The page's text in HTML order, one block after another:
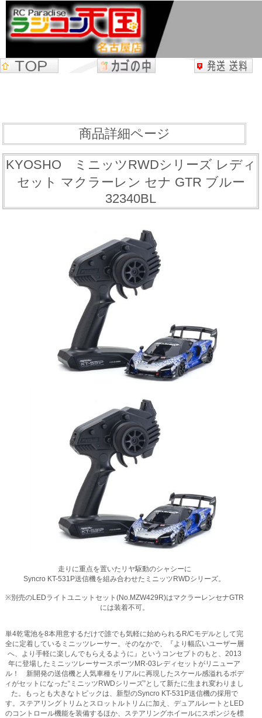
商品詳細ページ
KYOSHO ミニッツRWDシリーズ レディ
セット マクラーレン セナ GTR ブルー
32340BL
走りに重点を置いたリヤ駆動のシャシーに
Syncro KT-531P送信機を組み合わせたミニッツRWDシリーズ。
※別売のLEDライトユニットセット(No.MZW429R)はマクラーレンセナGTR
には装着不可。
単4乾電池を8本用意するだけで誰でも気軽に始められるR/Cモデルとして完
全に定着しているミニッツレーサー。そのなかで、『より幅広いユーザー層
へ、より手軽に楽しんでもらえるように』というコンセプトのもと、2013
年に登場したミニッツレーサースポーツMR-03レディセットがリニューア
ル！ 新開発の送信機と人気車種をリアルに再現したスケール感溢れるボデ
ィがセットになった“ミニッツRWDシリーズ”として新たに生まれ変わりまし
た。もっとも大きなトピックは、新型のSyncro KT-531P送信機の採用で
す。ステアリングトリムとスロットルトリムに加え、デュアルレートとLED
のコントロール機能を装備するほか、ステアリングホイールにスポンジを標